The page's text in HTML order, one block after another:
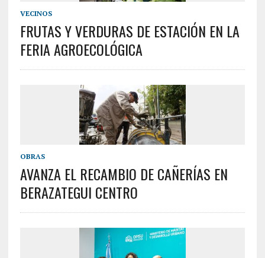
VECINOS
FRUTAS Y VERDURAS DE ESTACIÓN EN LA
FERIA AGROECOLÓGICA
OBRAS
AVANZA EL RECAMBIO DE CAÑERÍAS EN
BERAZATEGUI CENTRO